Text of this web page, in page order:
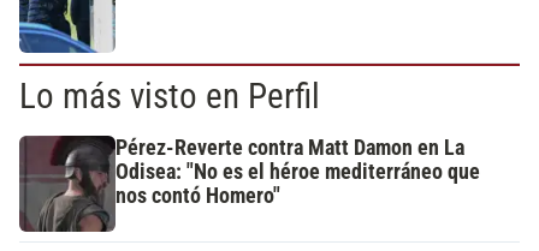
Lo más visto en Perfil
Pérez-Reverte contra Matt Damon en La
Odisea: "No es el héroe mediterráneo que
nos contó Homero"